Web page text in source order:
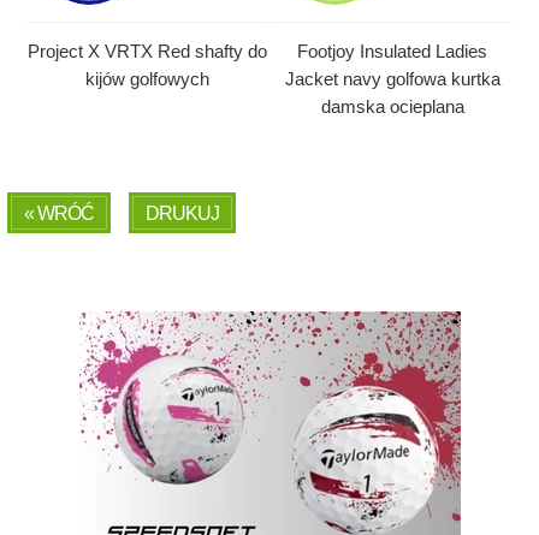
Project X VRTX Red shafty do
kijów golfowych
Footjoy Insulated Ladies
Jacket navy golfowa kurtka
damska ocieplana
« WRÓĆ DRUKUJ